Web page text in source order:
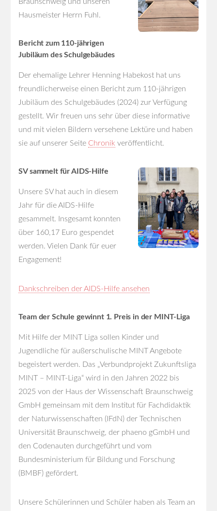
Hausmeister Herrn Fuhl.
Bericht zum 110-jährigen
Jubiläum des Schulgebäudes
Der ehemalige Lehrer Henning Habekost hat uns
freundlicherweise einen Bericht zum 110-jährigen
Jubiläum des Schulgebäudes (2024) zur Verfügung
gestellt. Wir freuen uns sehr über diese informative
und mit vielen Bildern versehene Lektüre und haben
sie auf unserer Seite Chronik veröffentlicht.
SV sammelt für AIDS-Hilfe
Unsere SV hat auch in diesem
Jahr für die AIDS-Hilfe
gesammelt. Insgesamt konnten
über 160,17 Euro gespendet
werden. Vielen Dank für euer
Engagement!
Dankschreiben der AIDS-Hilfe ansehen
Team der Schule gewinnt 1. Preis in der MINT-Liga
Mit Hilfe der MINT Liga sollen Kinder und
Jugendliche für außerschulische MINT Angebote
begeistert werden. Das „Verbundprojekt Zukunftsliga
MINT – MINT-Liga“ wird in den Jahren 2022 bis
2025 von der Haus der Wissenschaft Braunschweig
GmbH gemeinsam mit dem Institut für Fachdidaktik
der Naturwissenschaften (IFdN) der Technischen
Universität Braunschweig, der phaeno gGmbH und
den Codenauten durchgeführt und vom
Bundesministerium für Bildung und Forschung
(BMBF) gefördert.
Unsere Schülerinnen und Schüler haben als Team an